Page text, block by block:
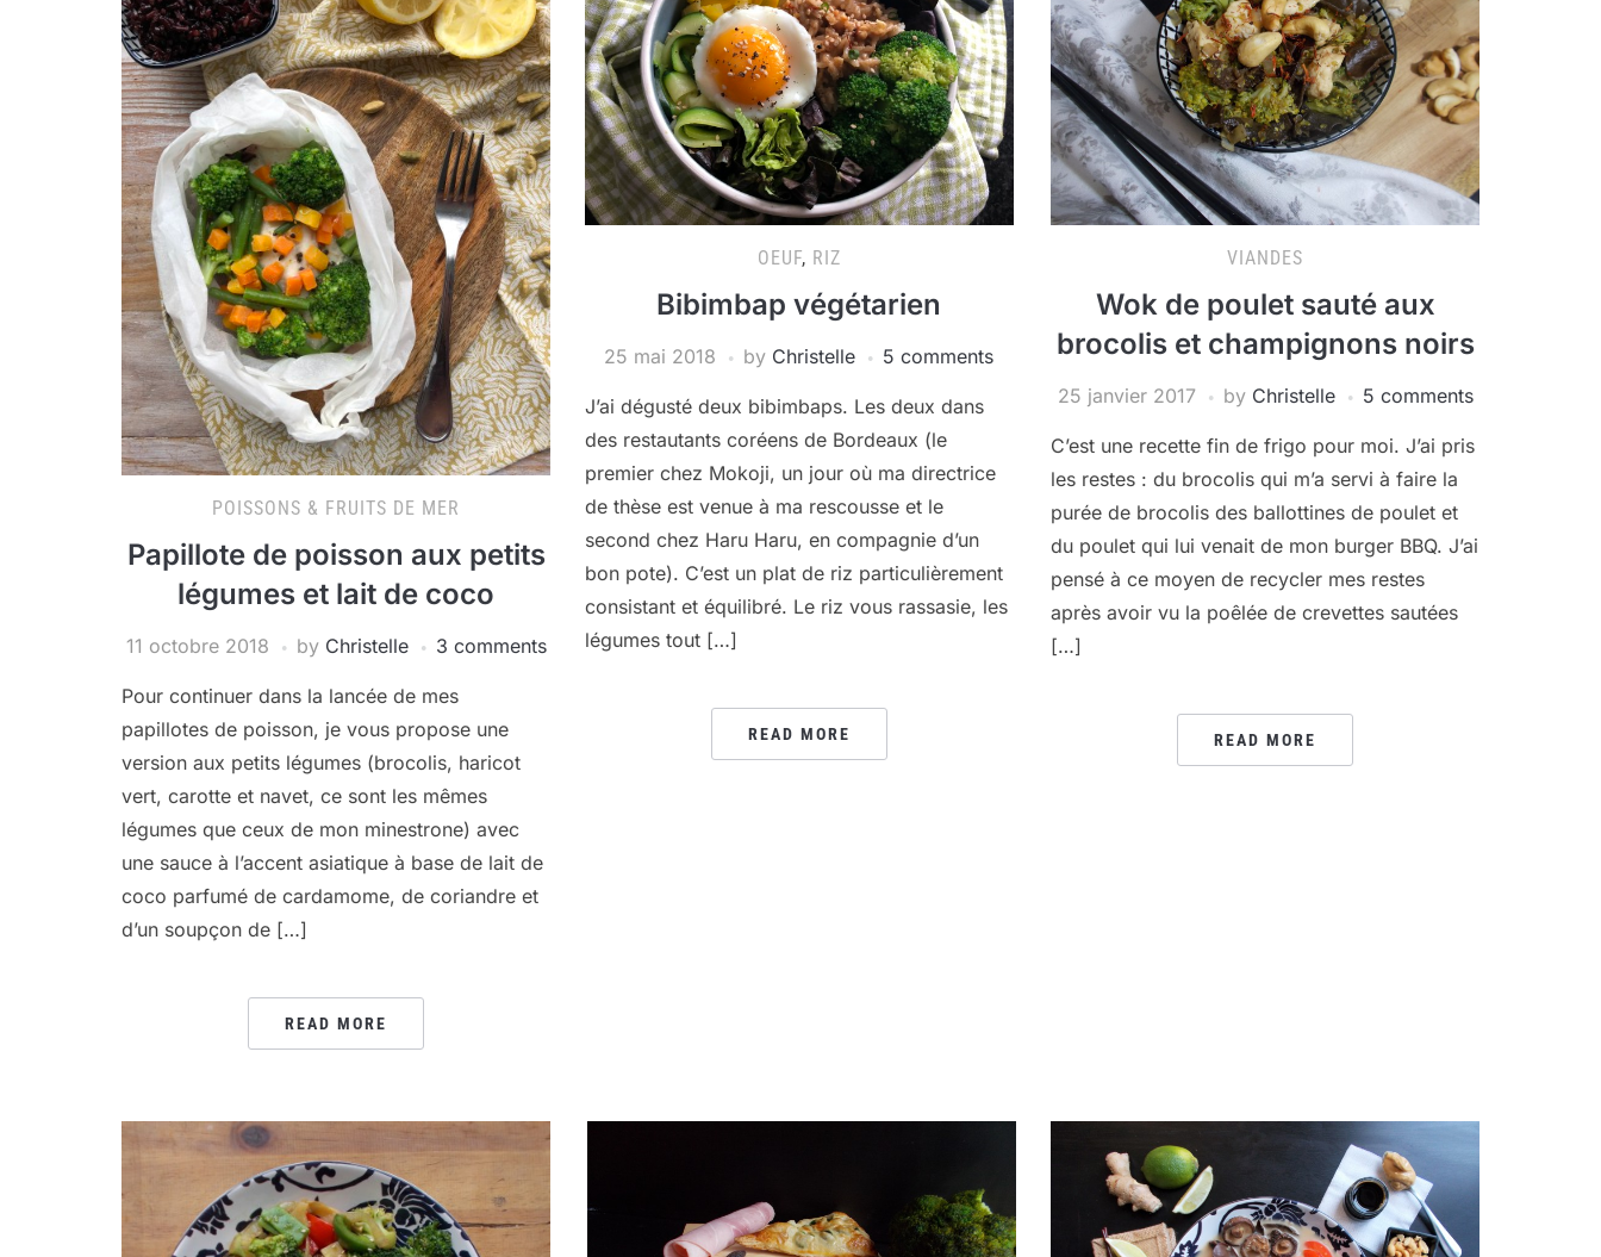
POISSONS & FRUITS DE MER
Papillote de poisson aux petits
légumes et lait de coco
11 octobre 2018 by Christelle 3 comments
Pour continuer dans la lancée de mes
papillotes de poisson, je vous propose une
version aux petits légumes (brocolis, haricot
vert, carotte et navet, ce sont les mêmes
légumes que ceux de mon minestrone) avec
une sauce à l’accent asiatique à base de lait de
coco parfumé de cardamome, de coriandre et
d’un soupçon de […]
READ MORE
OEUF, RIZ
Bibimbap végétarien
25 mai 2018 by Christelle 5 comments
J’ai dégusté deux bibimbaps. Les deux dans
des restautants coréens de Bordeaux (le
premier chez Mokoji, un jour où ma directrice
de thèse est venue à ma rescousse et le
second chez Haru Haru, en compagnie d’un
bon pote). C’est un plat de riz particulièrement
consistant et équilibré. Le riz vous rassasie, les
légumes tout […]
READ MORE
VIANDES
Wok de poulet sauté aux
brocolis et champignons noirs
25 janvier 2017 by Christelle 5 comments
C’est une recette fin de frigo pour moi. J’ai pris
les restes : du brocolis qui m’a servi à faire la
purée de brocolis des ballottines de poulet et
du poulet qui lui venait de mon burger BBQ. J’ai
pensé à ce moyen de recycler mes restes
après avoir vu la poêlée de crevettes sautées
[…]
READ MORE